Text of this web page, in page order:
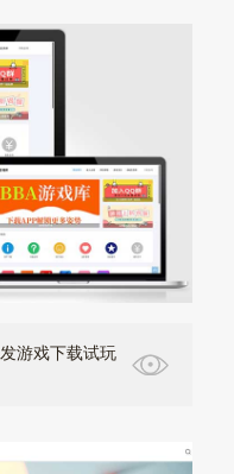
游戏下载试玩